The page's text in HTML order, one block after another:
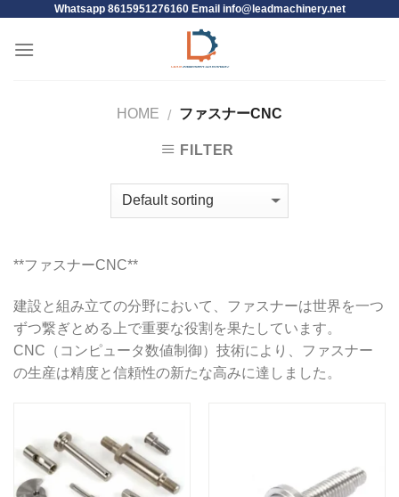
Whatsapp 8615951276160 Email info@leadmachinery.net
HOME / ファスナーCNC
FILTER
**ファスナーCNC**
建設と組み立ての分野において、ファスナーは世界を一つ
ずつ繋ぎとめる上で重要な役割を果たしています。
CNC（コンピュータ数値制御）技術により、ファスナー
の生産は精度と信頼性の新たな高みに達しました。